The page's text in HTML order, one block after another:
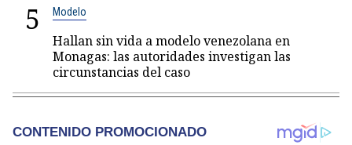
5 Modelo
Hallan sin vida a modelo venezolana en
Monagas: las autoridades investigan las
circunstancias del caso